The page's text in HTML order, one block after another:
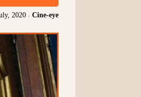
Cine-eye
-
2020